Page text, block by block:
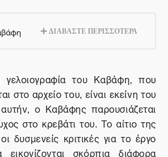
ΔΙΑΒΑΣΤΕ ΠΕΡΙΣΣΟΤΕΡΑ
του Καβάφη, που
στο αρχείο του, είναι εκείνη του
ο Καβάφης παρουσιάζεται
στο κρεβάτι του. Το αίτιο της
δυσμενείς κριτικές για το έργο
σκόρπια διάφορα